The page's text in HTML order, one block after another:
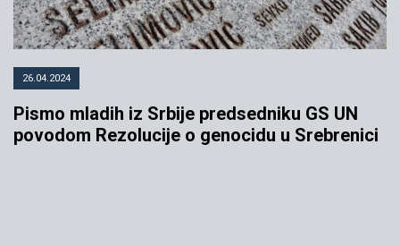
26.04.2024
Pismo mladih iz Srbije predsedniku GS UN
povodom Rezolucije o genocidu u Srebrenici